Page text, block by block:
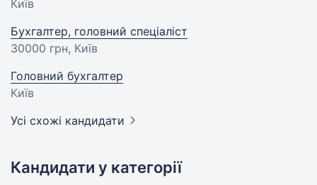
Київ
Бухгалтер, головний спеціаліст
30000 грн, Київ
Головний бухгалтер
Київ
Усі схожі кандидати
Кандидати у категорії